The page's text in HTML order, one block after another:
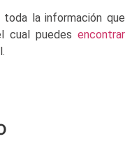
la información que
cual puedes encontrar